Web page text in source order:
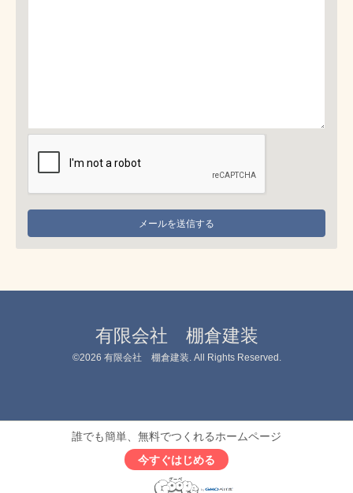
有限会社 棚倉建装
©2026 有限会社 棚倉建装. All Rights Reserved.
誰でも簡単、無料でつくれるホームページ
今すぐはじめる